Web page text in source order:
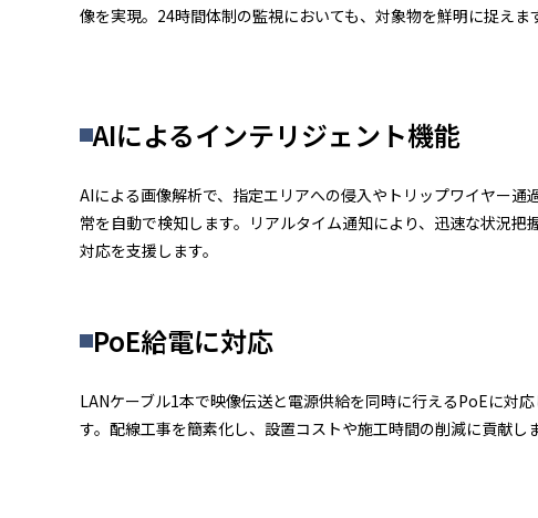
像を実現。24時間体制の監視においても、対象物を鮮明に捉えま
AIによるインテリジェント機能
AIによる画像解析で、指定エリアへの侵入やトリップワイヤー通
常を自動で検知します。リアルタイム通知により、迅速な状況把
対応を支援します。
PoE給電に対応
LANケーブル1本で映像伝送と電源供給を同時に行えるPoEに対応
す。配線工事を簡素化し、設置コストや施工時間の削減に貢献しま